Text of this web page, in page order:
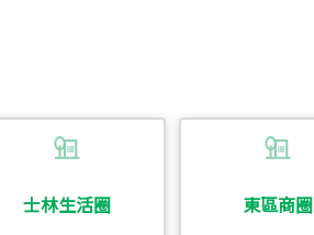
士林生活圈 東區商圈